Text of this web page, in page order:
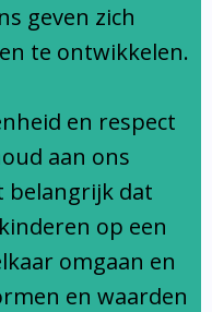
geven zich
te ontwikkelen.
en respect
aan ons
belangrijk dat
op een
omgaan en
en waarden